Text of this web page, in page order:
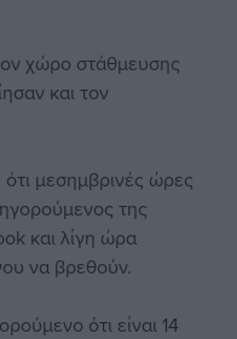
χώρο στάθμευσης
και τον
μεσημβρινές ώρες
της
και λίγη ώρα
να βρεθούν.
ότι είναι 14